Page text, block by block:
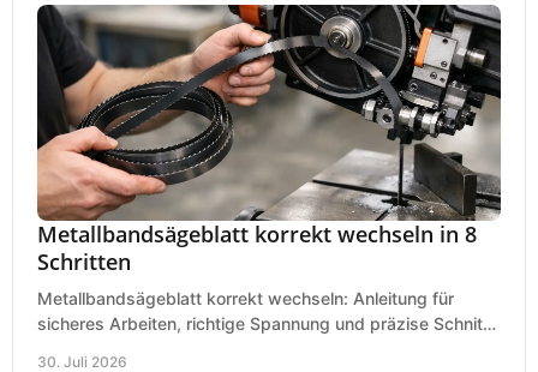
Metallbandsägeblatt korrekt wechseln in 8
Schritten
Metallbandsägeblatt korrekt wechseln: Anleitung für
sicheres Arbeiten, richtige Spannung und präzise Schnitte
30. Juli 2026